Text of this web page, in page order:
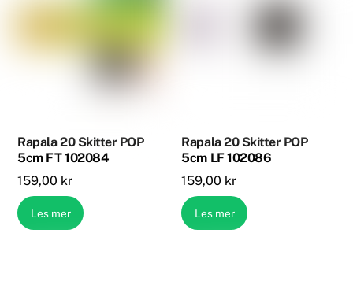
Rapala 20 Skitter POP
5cm FT 102084
159,00 kr
Les mer
Rapala 20 Skitter POP
5cm LF 102086
159,00 kr
Les mer